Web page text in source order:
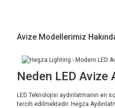
Avize Modellerimiz
Neden LED Avize
LED Teknolojisi aydınlatmanın en
tercih edilmektedir. Hegza